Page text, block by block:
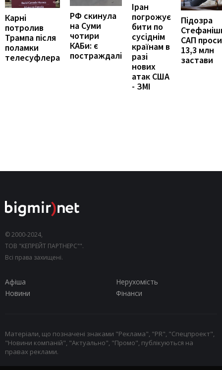
Карні
потролив
Трампа після
поламки
телесуфлера
РФ скинула
на Суми
чотири
КАБи: є
постраждалі
Іран
погрожує
бити по
сусіднім
країнам в
разі
нових
атак США
- ЗМІ
Підозра
САП
13,3 млн
застави
© 2000-2024,
ТОВ "КЕПРЕЙТ ПАРТНЕРС"".
Всі права захищені.
Афіша
Нерухомість
Новини
Фінанси
Матеріали, що позначені знаками "Реклама", "PR", "Спецпроект",
"Новини компаній", "Актуально", "Промо", публікуються на
правах реклами.